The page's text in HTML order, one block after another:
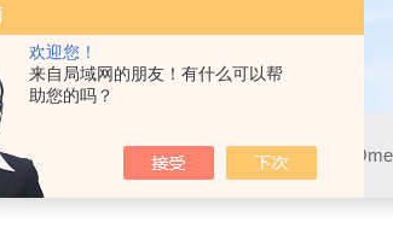
欢迎您！
来自局域网的朋友！有什么可以帮
助您的吗？